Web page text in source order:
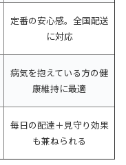
定番の安心感。全国配送
に対応
病気を抱えている方の健
康維持に最適
毎日の配達＋見守り効果
も兼ねられる